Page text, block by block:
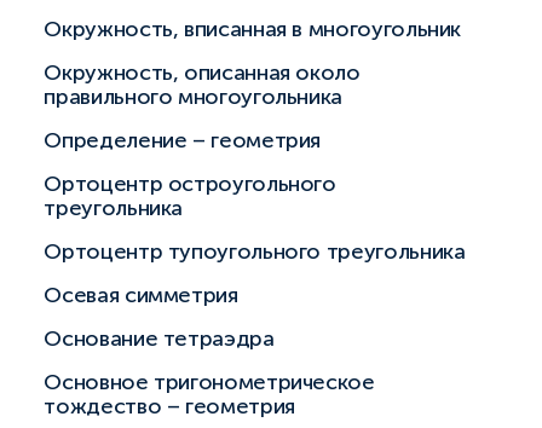
Окружность, вписанная в многоугольник
Окружность, описанная около
правильного многоугольника
Определение – геометрия
Ортоцентр остроугольного
треугольника
Ортоцентр тупоугольного треугольника
Осевая симметрия
Основание тетраэдра
Основное тригонометрическое
тождество – геометрия